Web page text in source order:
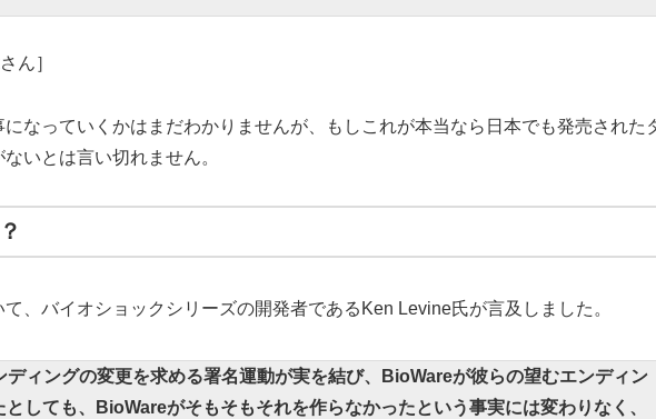
さん］
なっていくかはまだわかりませんが、もしこれが本当なら日本でも発売された
いとは言い切れません。
、バイオショックシリーズの開発者であるKen Levine氏が言及しました。
ディングの変更を求める署名運動が実を結び、BioWareが彼らの望むエンディン
しても、BioWareがそもそもそれを作らなかったという事実には変わりなく、